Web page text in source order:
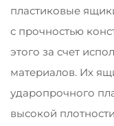
пластиковые
с прочностью
этого за счет
материалов. Их
ударопрочного
высокой